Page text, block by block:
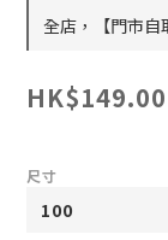
全店，【門市自
HK$149.00
尺寸